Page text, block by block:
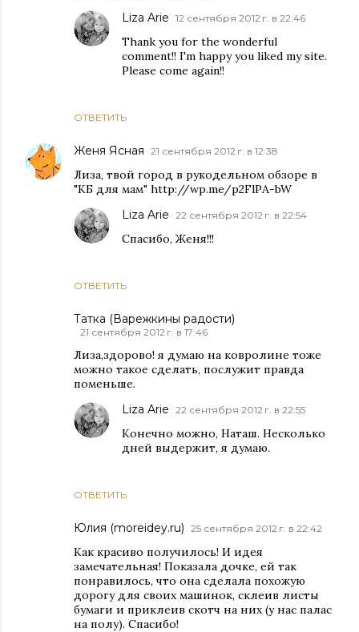
ОТВЕТИТЬ
Liza Arie 12 сентября 2012 г. в 22:46
Thank you for the wonderful
comment!! I'm happy you liked my site.
Please come again!!
Женя Ясная 21 сентября 2012 г. в 12:38
Лиза, твой город в рукодельном обзоре в
"КБ для мам" http://wp.me/p2FlPA-bW
ОТВЕТИТЬ
Liza Arie 22 сентября 2012 г. в 22:54
Спасибо, Женя!!!
Татка (Варежкины радости)
21 сентября 2012 г. в 17:46
Лиза,здорово! я думаю на ковролине тоже
можно такое сделать, послужит правда
поменьше.
ОТВЕТИТЬ
Liza Arie 22 сентября 2012 г. в 22:55
Конечно можно, Наташ. Несколько
дней выдержит, я думаю.
Юлия (moreidey.ru) 25 сентября 2012 г. в 22:42
Как красиво получилось! И идея
замечательная! Показала дочке, ей так
понравилось, что она сделала похожую
дорогу для своих машинок, склеив листы
бумаги и приклеив скотч на них (у нас палас
на полу). Спасибо!